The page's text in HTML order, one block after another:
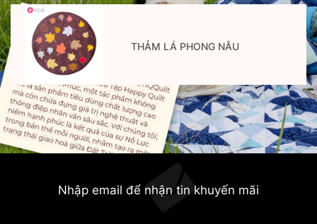
THẢM LÁ PHONG NÂU
Nhập email để nhận tin khuyến mãi